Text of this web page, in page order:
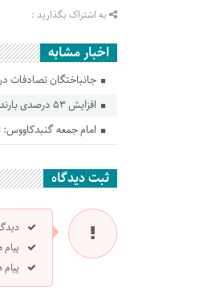
به اشتراک بگذارید :
اخبار مشابه
جانباختگان تصادفات درون‌شهری
افزایش ۵۳ درصدی بارندگی‌ها در گلستان
امام جمعه
ثبت دیدگاه